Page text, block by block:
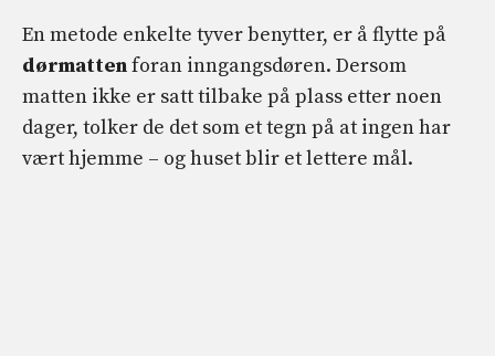
En metode enkelte tyver benytter, er å flytte på
dørmattenforan inngangsdøren. Dersom
matten ikke er satt tilbake på plass etter noen
dager, tolker de det som et tegn på at ingen har
vært hjemme – og huset blir et lettere mål.